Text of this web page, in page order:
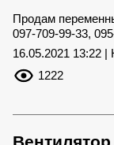
Продам
097-709-99-33,
16.05.2021 13:22 |
1222